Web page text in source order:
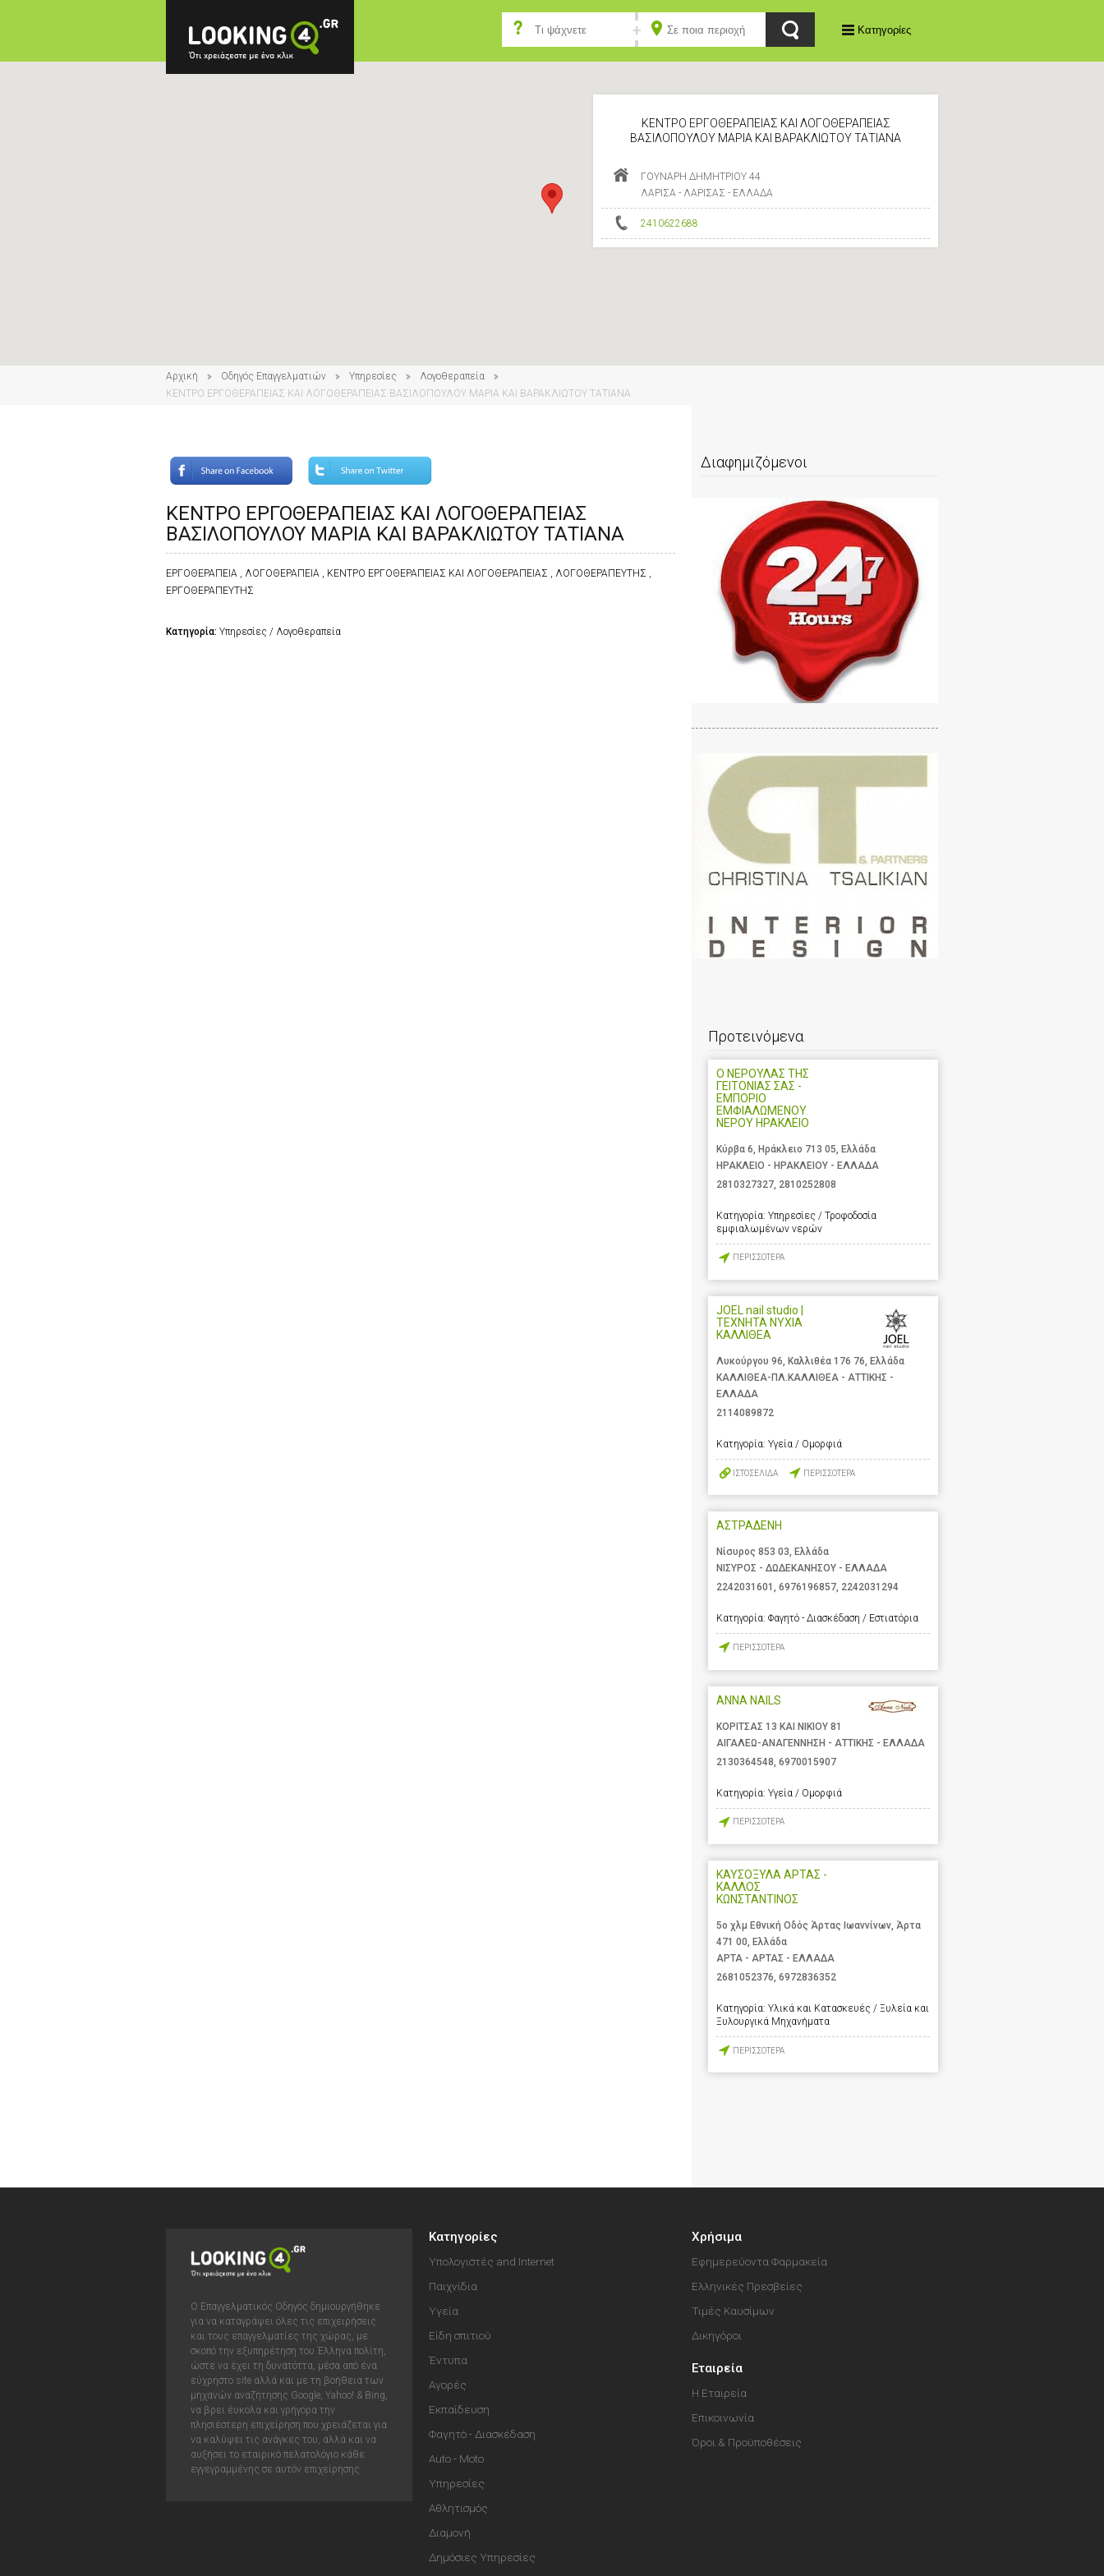
Κατηγορίες
ΚΕΝΤΡΟ ΕΡΓΟΘΕΡΑΠΕΙΑΣ ΚΑΙ ΛΟΓΟΘΕΡΑΠΕΙΑΣ
ΒΑΣΙΛΟΠΟΥΛΟΥ ΜΑΡΙΑ ΚΑΙ ΒΑΡΑΚΛΙΩΤΟΥ ΤΑΤΙΑΝΑ
ΓΟΥΝΑΡΗ ΔΗΜΗΤΡΙΟΥ 44
ΛΑΡΙΣΑ - ΛΑΡΙΣΑΣ - ΕΛΛΑΔΑ
2410622688
Αρχική Οδηγός Επαγγελματιών Υπηρεσίες
Λογοθεραπεία
ΚΕΝΤΡΟ ΕΡΓΟΘΕΡΑΠΕΙΑΣ ΚΑΙ ΛΟΓΟΘΕΡΑΠΕΙΑΣ ΒΑΣΙΛΟΠΟΥΛΟΥ ΜΑΡΙΑ ΚΑΙ ΒΑΡΑΚΛΙΩΤΟΥ ΤΑΤΙΑΝΑ
ΚΕΝΤΡΟ ΕΡΓΟΘΕΡΑΠΕΙΑΣ ΚΑΙ ΛΟΓΟΘΕΡΑΠΕΙΑΣ
ΒΑΣΙΛΟΠΟΥΛΟΥ ΜΑΡΙΑ ΚΑΙ ΒΑΡΑΚΛΙΩΤΟΥ ΤΑΤΙΑΝΑ
ΕΡΓΟΘΕΡΑΠΕΙΑ , ΛΟΓΟΘΕΡΑΠΕΙΑ , ΚΕΝΤΡΟ ΕΡΓΟΘΕΡΑΠΕΙΑΣ ΚΑΙ ΛΟΓΟΘΕΡΑΠΕΙΑΣ , ΛΟΓΟΘΕΡΑΠΕΥΤΗΣ ,
ΕΡΓΟΘΕΡΑΠΕΥΤΗΣ
Κατηγορία: Υπηρεσίες / Λογοθεραπεία
Διαφημιζόμενοι
Προτεινόμενα
Ο ΝΕΡΟΥΛΑΣ ΤΗΣ
ΓΕΙΤΟΝΙΑΣ ΣΑΣ -
ΕΜΠΟΡΙΟ
ΕΜΦΙΑΛΩΜΕΝΟΥ
ΝΕΡΟΥ ΗΡΑΚΛΕΙΟ
Κύρβα 6, Ηράκλειο 713 05, Ελλάδα
ΗΡΑΚΛΕΙΟ - ΗΡΑΚΛΕΙΟΥ - ΕΛΛΑΔΑ
2810327327 2810252808
Κατηγορία: Υπηρεσίες / Τροφοδοσία
εμφιαλωμένων νερών
ΠΕΡΙΣΣΟΤΕΡΑ
JOEL nail studio |
ΤΕΧΝΗΤΑ ΝΥΧΙΑ
ΚΑΛΛΙΘΕΑ
Λυκούργου 96, Καλλιθέα 176 76, Ελλάδα
ΚΑΛΛΙΘΕΑ-ΠΛ.ΚΑΛΛΙΘΕΑ - ΑΤΤΙΚΗΣ -
ΕΛΛΑΔΑ
2114089872
Κατηγορία: Υγεία / Ομορφιά
ΙΣΤΟΣΕΛΙΔΑ ΠΕΡΙΣΣΟΤΕΡΑ
ΑΣΤΡΑΔΕΝΗ
Νίσυρος 853 03, Ελλάδα
ΝΙΣΥΡΟΣ - ΔΩΔΕΚΑΝΗΣΟΥ - ΕΛΛΑΔΑ
2242031601 , 6976196857, 2242031294
Κατηγορία: Φαγητό - Διασκέδαση / Εστιατόρια
ΠΕΡΙΣΣΟΤΕΡΑ
ANNA NAILS
ΚΟΡΙΤΣΑΣ 13 ΚΑΙ ΝΙΚΙΟΥ 81
ΑΙΓΑΛΕΩ-ΑΝΑΓΕΝΝΗΣΗ - ΑΤΤΙΚΗΣ - ΕΛΛΑΔΑ
2130364548 6970015907
Κατηγορία: Υγεία / Ομορφιά
ΠΕΡΙΣΣΟΤΕΡΑ
ΚΑΥΣΟΞΥΛΑ ΑΡΤΑΣ -
ΚΑΛΛΟΣ
ΚΩΝΣΤΑΝΤΙΝΟΣ
5ο χλμ Εθνική Οδός Άρτας Ιωαννίνων, Άρτα
471 00, Ελλάδα
ΑΡΤΑ - ΑΡΤΑΣ - ΕΛΛΑΔΑ
2681052376, 6972836352
Κατηγορία: Υλικά και Κατασκευές / Ξυλεία και
Ξυλουργικά Μηχανήματα
ΠΕΡΙΣΣΟΤΕΡΑ
Ο Επαγγελματικός Οδηγός δημιουργήθηκε
για να καταγράψει όλες τις επιχειρήσεις
και τους επαγγελματίες της χώρας, με
σκοπό την εξυπηρέτηση του Έλληνα πολίτη,
ώστε να έχει τη δυνατόττα, μέσα από ένα
εύχρηστο site αλλά και με τη βοήθεια των
μηχανών αναζήτησης Google, Yahoo! & Bing,
να βρει έυκολα και γρήγορα την
πλησιέστερη επιχείρηση που χρειάζεται για
να καλύψει τις ανάγκες του, αλλά και να
αυξήσει το εταιρικό πελατολόγιο κάθε
εγγεγραμμένης σε αυτόν επιχείρησης.
Κατηγορίες
Υπολογιστές and Internet
Παιχνίδια
Υγεία
Είδη σπιτιού
Έντυπα
Αγορές
Εκπαίδευση
Φαγητό - Διασκέδαση
Auto - Moto
Υπηρεσίες
Αθλητισμός
Διαμονή
Δημόσιες Υπηρεσίες
Χρήσιμα
Εφημερεύοντα Φαρμακεία
Ελληνικές Πρεσβείες
Τιμές Καυσίμων
Δικηγόροι
Εταιρεία
Η Εταιρεία
Επικοινωνία
Όροι & Προϋποθέσεις